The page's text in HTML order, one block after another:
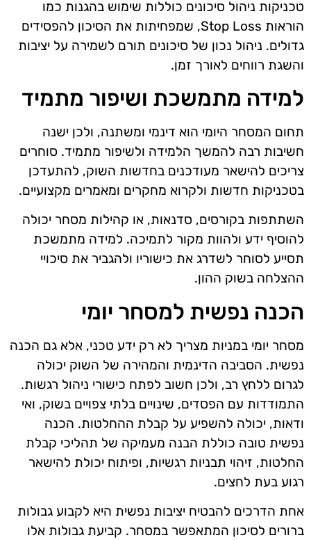
טכניקות ניהול סיכונים כוללות שימוש בהגנות כמו
הוראות Stop Loss, שמפחיתות את הסיכון להפסידים
גדולים. ניהול נכון של סיכונים תורם לשמירה על יציבות
והשגת רווחים לאורך זמן.
למידה מתמשכת ושיפור מתמיד
תחום המסחר היומי הוא דינמי ומשתנה, ולכן ישנה
חשיבות רבה להמשך הלמידה ולשיפור מתמיד. סוחרים
צריכים להישאר מעודכנים בחדשות השוק, להתעדכן
בטכניקות חדשות ולקרוא מחקרים ומאמרים מקצועיים.
השתתפות בקורסים, סדנאות, או קהילות מסחר יכולה
להוסיף ידע ולהוות מקור לתמיכה. למידה מתמשכת
תסייע לסוחר לשדרג את כישוריו ולהגביר את סיכויי
ההצלחה בשוק ההון.
הכנה נפשית למסחר יומי
מסחר יומי במניות מצריך לא רק ידע טכני, אלא גם הכנה
נפשית. הסביבה הדינמית והמהירה של השוק יכולה
לגרום ללחץ רב, ולכן חשוב לפתח כישורי ניהול רגשות.
התמודדות עם הפסדים, שינויים בלתי צפויים בשוק, ואי
ודאות, יכולה להשפיע על קבלת ההחלטות. הכנה
נפשית טובה כוללת הבנה מעמיקה של תהליכי קבלת
החלטות, זיהוי תבניות רגשיות, ופיתוח יכולת להישאר
רגוע בעת לחצים.
אחת הדרכים להבטיח יציבות נפשית היא לקבוע גבולות
ברורים לסיכון המתאפשר במסחר. קביעת גבולות אלו